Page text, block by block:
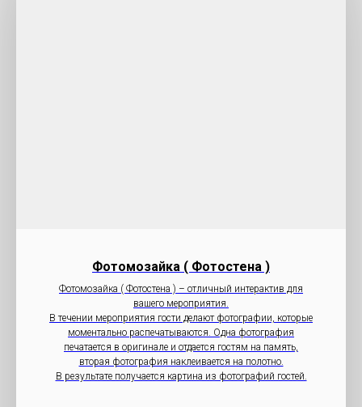
Фотомозайка ( Фотостена )
Фотомозайка ( Фотостена ) – отличный интерактив для
вашего мероприятия.
В течении мероприятия гости делают фотографии, которые
моментально распечатываются. Одна фотография
печатается в оригинале и отдается гостям на память,
вторая фотография наклеивается на полотно.
В результате получается картина из фотографий гостей.